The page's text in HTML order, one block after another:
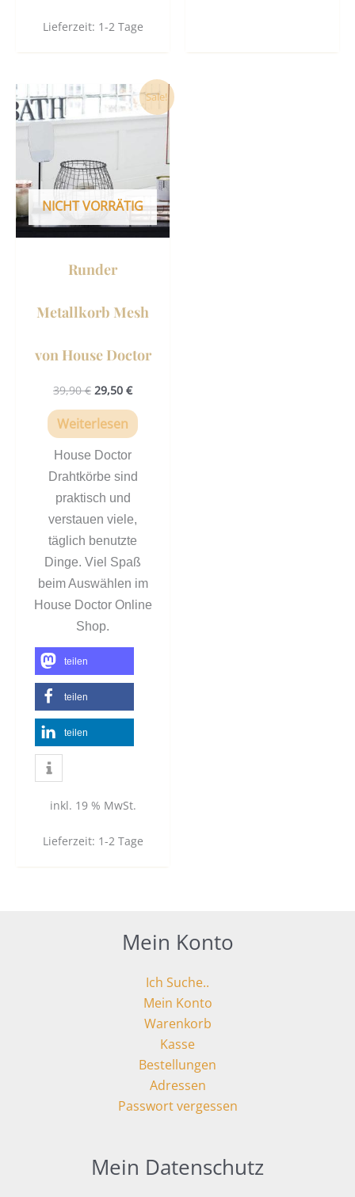
Lieferzeit: 1-2 Tage
Sale!
NICHT VORRÄTIG
Runder
Metallkorb Mesh
von House Doctor
39,90€
Ursprünglicher
Preis
war:
29,50 €
Aktueller
Preis
ist:
29,50 €.
Weiterlesen
House Doctor
Drahtkörbe sind
praktisch und
verstauen viele,
täglich benutzte
Dinge. Viel Spaß
beim Auswählen im
House Doctor Online
Shop.
teilen
teilen
teilen
inkl. 19 % MwSt.
Lieferzeit: 1-2 Tage
Mein Konto
Ich Suche..
Mein Konto
Warenkorb
Kasse
Bestellungen
Adressen
Passwort vergessen
Mein Datenschutz